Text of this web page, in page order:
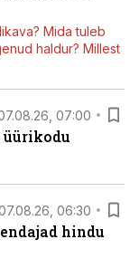
Mida tuleb
haldur? Millest
07:00
üürikodu
06:30
hindu